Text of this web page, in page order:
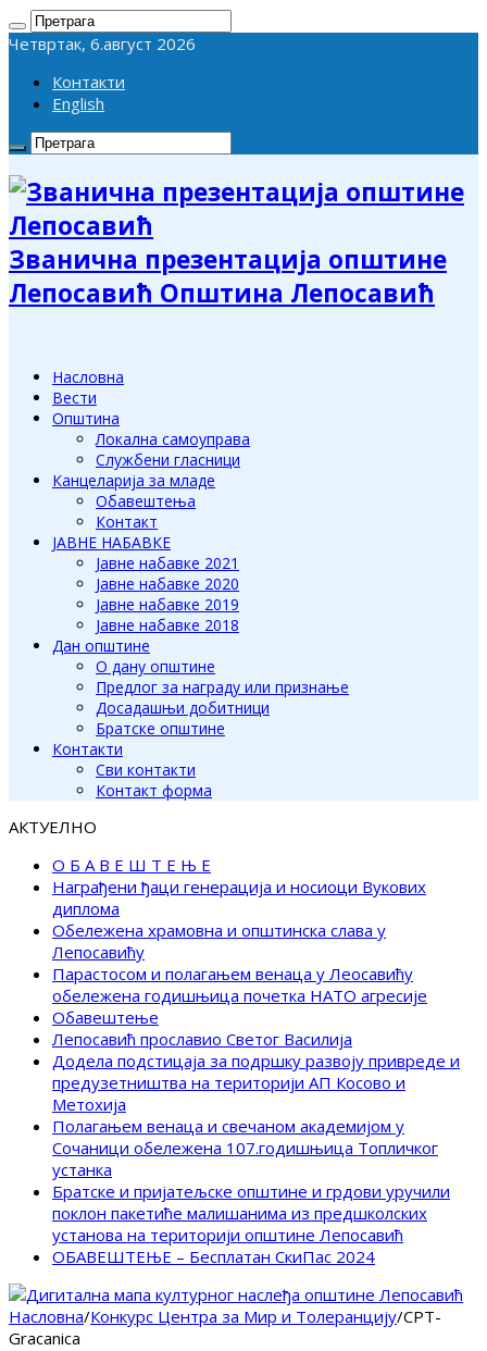
Четвртак, 6.август 2026
Контакти
English
Званична презентација општине
Лепосавић Општина Лепосавић
Насловна
Вести
Општина
Локална самоуправа
Службени гласници
Канцеларија за младе
Обавештења
Контакт
ЈАВНЕ НАБАВКЕ
Јавне набавке 2021
Јавне набавке 2020
Јавне набавке 2019
Јавне набавке 2018
Дан општине
О дану општине
Предлог за награду или признање
Досадашњи добитници
Братске општине
Контакти
Сви контакти
Контакт форма
АКТУЕЛНО
О Б А В Е Ш Т Е Њ Е
Награђени ђаци генерација и носиоци Вукових
диплома
Обележена храмовна и општинска слава у
Лепосавићу
Парастосом и полагањем венаца у Леосавићу
обележена годишњица почетка НАТО агресије
Обавештење
Лепосавић прославио Светог Василија
Додела подстицаја за подршку развоју привреде и
предузетништва на територији АП Косово и
Метохија
Полагањем венаца и свечаном академијом у
Сочаници обележена 107.годишњица Топличког
устанка
Братске и пријатељске општине и грдови уручили
поклон пакетиће малишанима из предшколских
установа на територији општине Лепосавић
ОБАВЕШТЕЊЕ – Бесплатан СкиПас 2024
Насловна/Конкурс Центра за Мир и Толеранцију/CPT-
Gracanica